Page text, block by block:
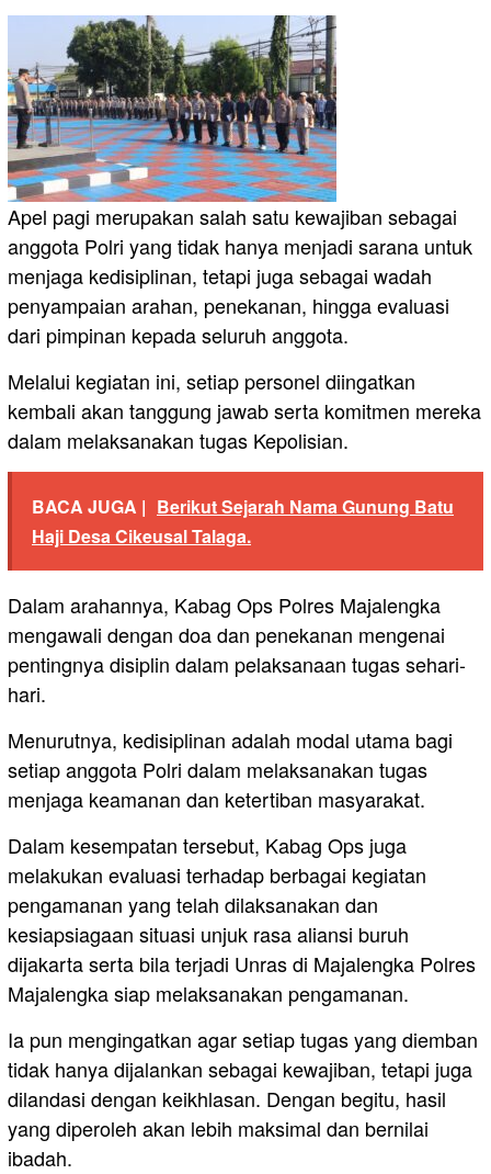
Apel pagi merupakan salah satu kewajiban sebagai
anggota Polri yang tidak hanya menjadi sarana untuk
menjaga kedisiplinan, tetapi juga sebagai wadah
penyampaian arahan, penekanan, hingga evaluasi
dari pimpinan kepada seluruh anggota.
Melalui kegiatan ini, setiap personel diingatkan
kembali akan tanggung jawab serta komitmen mereka
dalam melaksanakan tugas Kepolisian.
BACA JUGA | Berikut Sejarah Nama Gunung Batu
Haji Desa Cikeusal Talaga.
Dalam arahannya, Kabag Ops Polres Majalengka
mengawali dengan doa dan penekanan mengenai
pentingnya disiplin dalam pelaksanaan tugas sehari-
hari.
Menurutnya, kedisiplinan adalah modal utama bagi
setiap anggota Polri dalam melaksanakan tugas
menjaga keamanan dan ketertiban masyarakat.
Dalam kesempatan tersebut, Kabag Ops juga
melakukan evaluasi terhadap berbagai kegiatan
pengamanan yang telah dilaksanakan dan
kesiapsiagaan situasi unjuk rasa aliansi buruh
dijakarta serta bila terjadi Unras di Majalengka Polres
Majalengka siap melaksanakan pengamanan.
Ia pun mengingatkan agar setiap tugas yang diemban
tidak hanya dijalankan sebagai kewajiban, tetapi juga
dilandasi dengan keikhlasan. Dengan begitu, hasil
yang diperoleh akan lebih maksimal dan bernilai
ibadah.